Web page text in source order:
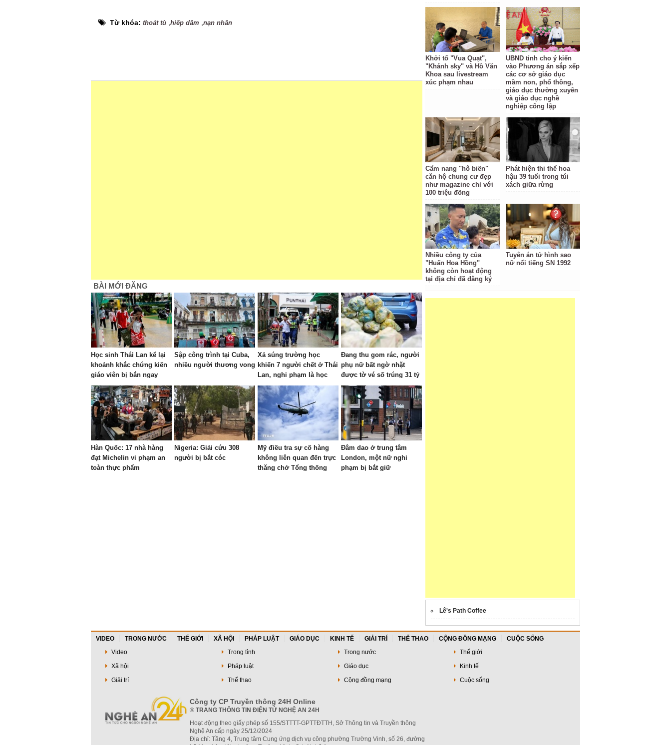
Từ khóa: thoát tù hiếp dâm nạn nhân
BÀI MỚI ĐĂNG
Học sinh Thái Lan kể lại
khoảnh khắc chứng kiến
giáo viên bị bắn ngay
trước mặt
Sập công trình tại Cuba,
nhiều người thương vong
Xả súng trường học
khiến 7 người chết ở Thái
Lan, nghi phạm là học
sinh lớp 9
Đang thu gom rác, người
phụ nữ bất ngờ nhặt
được tờ vé số trúng 31 tỷ
đồng và cái kết
Hàn Quốc: 17 nhà hàng
đạt Michelin vi phạm an
toàn thực phẩm
Nigeria: Giải cứu 308
người bị bắt cóc
Mỹ điều tra sự cố hàng
không liên quan đến trực
thăng chở Tổng thống
Đâm dao ở trung tâm
London, một nữ nghi
phạm bị bắt giữ
Khởi tố "Vua Quạt",
"Khánh sky" và Hồ Văn
Khoa sau livestream
xúc phạm nhau
UBND tỉnh cho ý kiến
vào Phương án sắp xếp
các cơ sở giáo dục
mầm non, phổ thông,
giáo dục thường xuyên
và giáo dục nghề
nghiệp công lập
Cẩm nang "hô biến"
căn hộ chung cư đẹp
như magazine chỉ với
100 triệu đồng
Phát hiện thi thể hoa
hậu 39 tuổi trong túi
xách giữa rừng
Nhiều công ty của
"Huấn Hoa Hồng"
không còn hoạt động
tại địa chỉ đã đăng ký
Tuyên án tử hình sao
nữ nổi tiếng SN 1992
Lê's Path Coffee
VIDEO TRONG NƯỚC THẾ GIỚI XÃ HỘI PHÁP LUẬT GIÁO DỤC KINH TẾ GIẢI TRÍ THỂ THAO CỘNG ĐỒNG MẠNG
CUỘC SỐNG
Video
Trong tỉnh Trong nước
Thế giới
Xã hội
Pháp luật Giáo dục
Kinh tế
Giải trí
Thể thao Cộng đồng mạng Cuộc sống
Công ty CP Truyền thông 24H Online
® TRANG THÔNG TIN ĐIỆN TỬ NGHỆ AN 24H
Hoạt động theo giấy phép số 155/STTTT-GPTTĐTTH, Sở Thông tin và Truyền thông
Nghệ An cấp ngày 25/12/2024
Địa chỉ: Tầng 4, Trung tâm Cung ứng dịch vụ công phường Trường Vinh, số 26, đường